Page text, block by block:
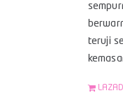
teruji